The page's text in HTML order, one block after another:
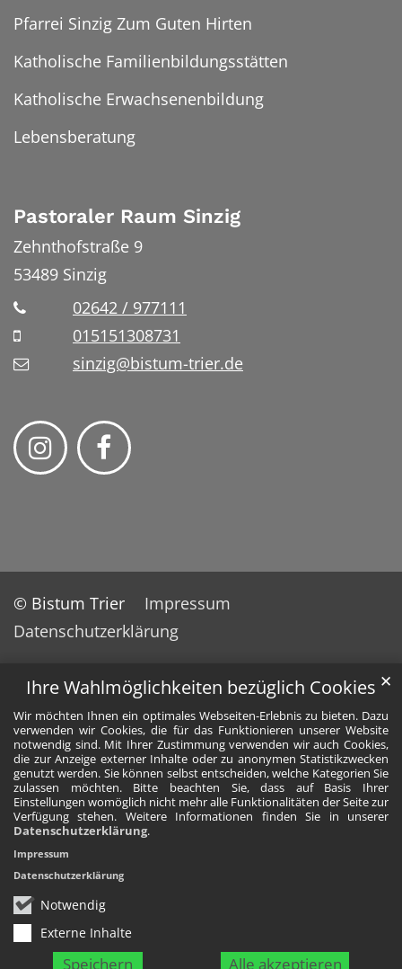
Ihre Wahlmöglichkeiten bezüglich Cookies
Wir möchten Ihnen ein optimales Webseiten-Erlebnis zu bieten. Dazu
verwenden wir Cookies, die für das Funktionieren unserer Website
notwendig sind. Mit Ihrer Zustimmung verwenden wir auch Cookies,
die zur Anzeige externer Inhalte oder zu anonymen Statistikzwecken
genutzt werden. Sie können selbst entscheiden, welche Kategorien Sie
zulassen möchten. Bitte beachten Sie, dass auf Basis Ihrer
Einstellungen womöglich nicht mehr alle Funktionalitäten der Seite zur
Verfügung stehen. Weitere Informationen finden Sie in unserer
Datenschutzerklärung.
Notwendig
Externe Inhalte
Speichern Alle akzeptieren
✕
Impressum
Datenschutzerklärung
Pfarrei Sinzig Zum Guten Hirten
Katholische Familienbildungsstätten
Katholische Erwachsenenbildung
Lebensberatung
Pastoraler Raum Sinzig
Zehnthofstraße 9
53489 Sinzig
02642 / 977111
015151308731
sinzig@bistum-trier.de
© Bistum Trier
Impressum
Datenschutzerklärung